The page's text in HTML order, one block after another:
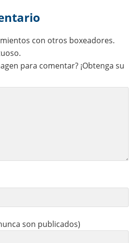
con otros boxeadores.
para comentar? ¡Obtenga su
son publicados)